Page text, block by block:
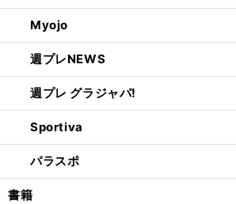
Myojo
週プレNEWS
週プレ グラジャパ!
Sportiva
パラスポ
書籍